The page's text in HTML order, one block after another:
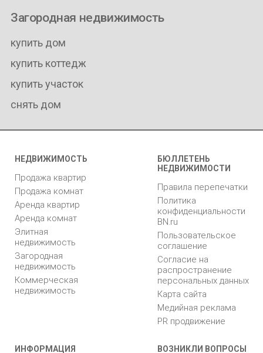
Загородная недвижимость
купить дом
купить коттедж
купить участок
снять дом
НЕДВИЖИМОСТЬ
Продажа квартир
Продажа комнат
Аренда квартир
Аренда комнат
Элитная
недвижимость
Загородная
недвижимость
Коммерческая
недвижимость
БЮЛЛЕТЕНЬ
НЕДВИЖИМОСТИ
Правила перепечатки
Политика
конфиденциальности
BN.ru
Пользовательское
соглашение
Согласие на
распространение
персональных данных
Карта сайта
Медийная реклама
PR продвижение
ИНФОРМАЦИЯ ВОЗНИКЛИ ВОПРОСЫ